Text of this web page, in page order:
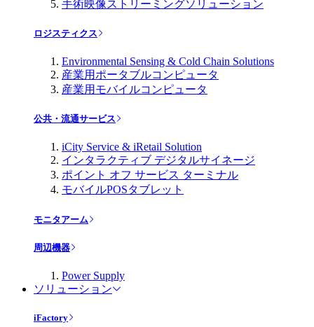
手術映像ストリーミングソリューション
ロジスティクス
Environmental Sensing & Cold Chain Solutions
産業用ポータブルコンピュータ
産業用モバイルコンピュータ
公共・流通サービス
iCity Service & iRetail Solution
インタラクティブ デジタルサイネージ
ポイント オフ サービス ターミナル
モバイルPOSタブレット
モニタアーム
周辺機器
Power Supply
ソリューション
iFactory